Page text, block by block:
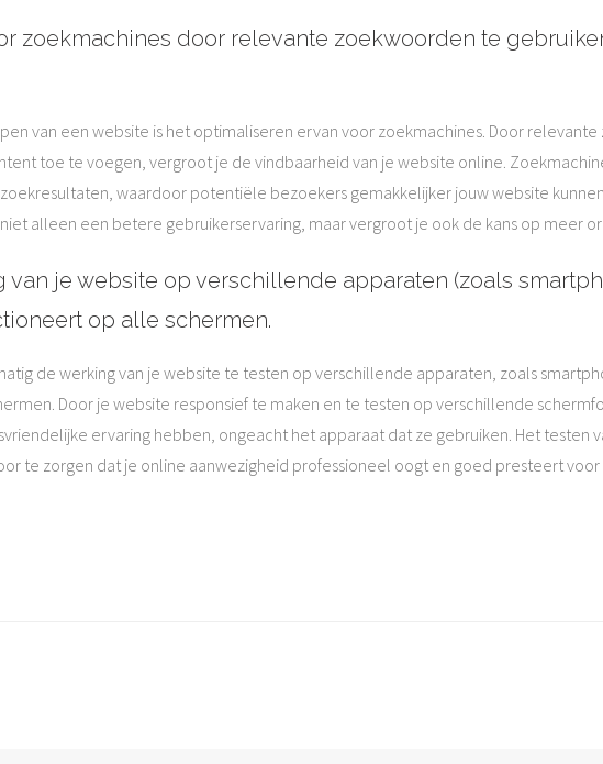
zoekmachines door relevante zoekwoorden te
van een website is het optimaliseren ervan voor zoekmachines. Door
toe te voegen, vergroot je de vindbaarheid van je website online.
waardoor potentiële bezoekers gemakkelijker jouw website
alleen een betere gebruikerservaring, maar vergroot je ook de kans op meer
je website op verschillende apparaten (zoals
op alle schermen.
de werking van je website te testen op verschillende apparaten, zoals
Door je website responsief te maken en te testen op verschillende
ervaring hebben, ongeacht het apparaat dat ze gebruiken. Het testen
te zorgen dat je online aanwezigheid professioneel oogt en goed presteert voor